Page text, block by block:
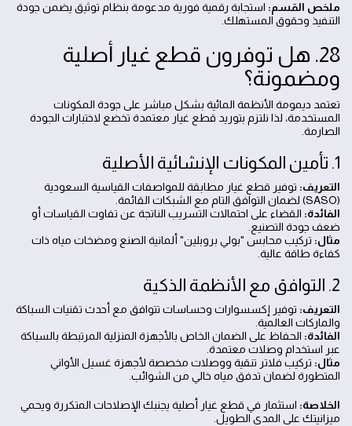
ملخص القسم: استجابة رقمية فورية مدعومة بنظام توثيق يضمن جودة
التنفيذ وحقوق المستهلك.
28. هل توفرون قطع غيار أصلية
ومضمونة؟
تعتمد ديمومة الأنظمة المائية بشكل مباشر على جودة المكونات
المستخدمة، لذا نلتزم بتوريد قطع غيار معتمدة تخضع لاختبارات الجودة
الصارمة.
1. تأمين المكونات الإنشائية الأصلية
التعريف: توفير قطع غيار مطابقة للمواصفات القياسية السعودية
(SASO) لضمان التوافق التام مع الشبكات القائمة.
الفائدة: القضاء على احتمالات التسريب الناتجة عن تفاوت القياسات أو
ضعف جودة التصنيع.
مثال: تركيب محابس "بولي بروبلين" ألمانية الصنع ومضخات مياه ذات
كفاءة طاقة عالية.
2. التوافق مع الأنظمة الذكية
التعريف: توفير إكسسوارات وحساسات تتوافق مع أحدث تقنيات السباكة
والماركات العالمية.
الفائدة: الحفاظ على الضمان الخاص بالأجهزة المنزلية المرتبطة بالسباكة
عبر استخدام وصلات معتمدة.
مثال: تركيب فلاتر تنقية ووصلات مخصصة لأجهزة غسيل الأواني
المتطورة لضمان تدفق مياه خالي من الشوائب.
الخلاصة: استثمار في قطع غيار أصلية يجنبك الإصلاحات المتكررة ويحمي
ميزانيتك على المدى الطويل.